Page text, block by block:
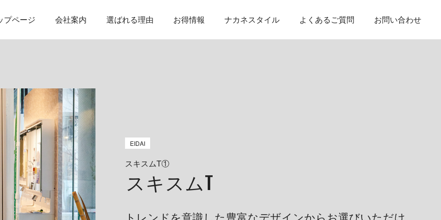
プページ 会社案内 選ばれる理由 お得情報 ナカネスタイル よくあるご質問 お問い合わせ
EIDAI
スキスムT①
スキスムT
トレンドを意識した豊富なデザインからお選びいただけ